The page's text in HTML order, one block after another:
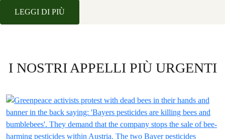
LEGGI DI PIÙ
I NOSTRI APPELLI PIÙ URGENTI